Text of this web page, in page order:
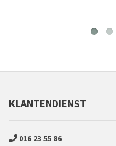
KLANTENDIENST
016 23 55 86